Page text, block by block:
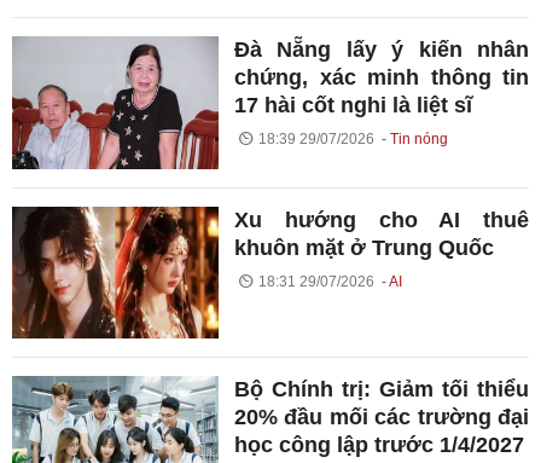
Đà Nẵng lấy ý kiến nhân
chứng, xác minh thông tin
17 hài cốt nghi là liệt sĩ
18:39 29/07/2026 Tin nóng
Xu hướng cho AI thuê
khuôn mặt ở Trung Quốc
18:31 29/07/2026 AI
Bộ Chính trị: Giảm tối thiểu
20% đầu mối các trường đại
học công lập trước 1/4/2027